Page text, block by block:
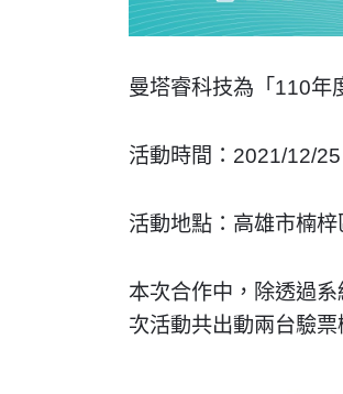
曼塔睿科技為「110年
活動時間：2021/12/25
活動地點：高雄市楠
本次合作中，除透過
次活動共出動兩台驗